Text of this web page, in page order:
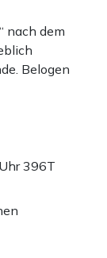
nach dem
Belogen
396T